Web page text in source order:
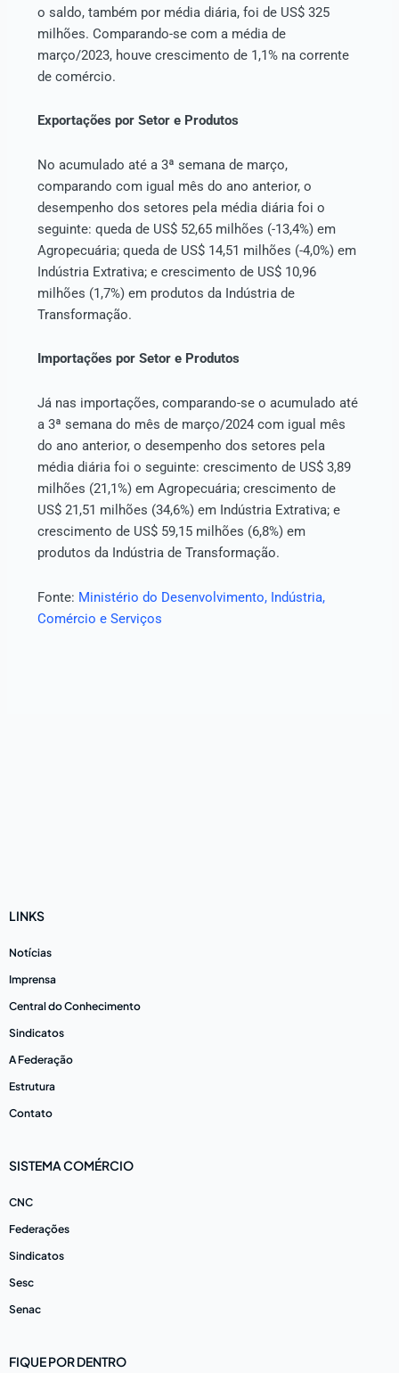
o saldo, também por média diária, foi de US$ 325
milhões. Comparando-se com a média de
março/2023, houve crescimento de 1,1% na corrente
de comércio.
Exportações por Setor e Produtos
No acumulado até a 3ª semana de março,
comparando com igual mês do ano anterior, o
desempenho dos setores pela média diária foi o
seguinte: queda de US$ 52,65 milhões (-13,4%) em
Agropecuária; queda de US$ 14,51 milhões (-4,0%) em
Indústria Extrativa; e crescimento de US$ 10,96
milhões (1,7%) em produtos da Indústria de
Transformação.
Importações por Setor e Produtos
Já nas importações, comparando-se o acumulado até
a 3ª semana do mês de março/2024 com igual mês
do ano anterior, o desempenho dos setores pela
média diária foi o seguinte: crescimento de US$ 3,89
milhões (21,1%) em Agropecuária; crescimento de
US$ 21,51 milhões (34,6%) em Indústria Extrativa; e
crescimento de US$ 59,15 milhões (6,8%) em
produtos da Indústria de Transformação.
Fonte: Ministério do Desenvolvimento, Indústria,
Comércio e Serviços
LINKS
Notícias
Imprensa
Central do Conhecimento
Sindicatos
A Federação
Estrutura
Contato
SISTEMA COMÉRCIO
CNC
Federações
Sindicatos
Sesc
Senac
FIQUE POR DENTRO